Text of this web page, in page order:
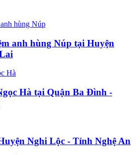
anh hùng Núp tại Huyện
Hà​ tại Quận Ba Đình -
Nghi Lộc - Tỉnh Nghệ An